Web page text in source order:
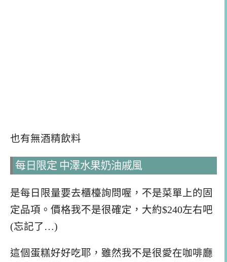
也有無酒精飲料
每日限定 中澤水果奶油戚風
是每日限量要去櫃檯詢問喔，不是菜單上的固
定品項。價格我不是很確定，大約$240左右吧
(忘記了…)
這個蛋糕好好吃耶，雖然我不是很愛在咖啡廳